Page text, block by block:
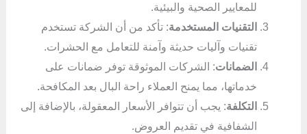
للمعايير الصحية والبيئية.
التقنيات المستخدمة: تأكد من أن الشركة تستخدم
تقنيات وآليات حديثة وآمنة للتعامل مع الحشرات.
الضمانات: الشركات الموثوقة توفر ضمانات على
خدماتها، مما يمنح العملاء راحة البال بعد المكافحة.
التكلفة: يجب أن تتوافر الأسعار المعقولة، بالإضافة إلى
الشفافية في تقديم العروض.